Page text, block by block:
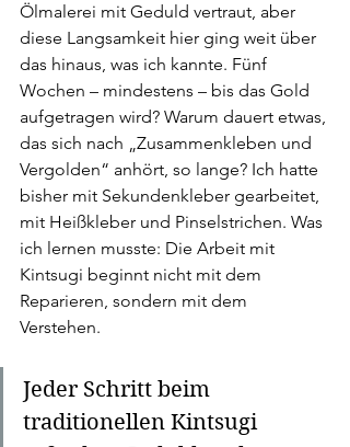
Ölmalerei mit Geduld vertraut, aber
diese Langsamkeit hier ging weit über
das hinaus, was ich kannte. Fünf
Wochen – mindestens – bis das Gold
aufgetragen wird? Warum dauert etwas,
das sich nach „Zusammenkleben und
Vergolden“ anhört, so lange? Ich hatte
bisher mit Sekundenkleber gearbeitet,
mit Heißkleber und Pinselstrichen. Was
ich lernen musste: Die Arbeit mit
Kintsugi beginnt nicht mit dem
Reparieren, sondern mit dem
Verstehen.
Jeder Schritt beim
traditionellen Kintsugi